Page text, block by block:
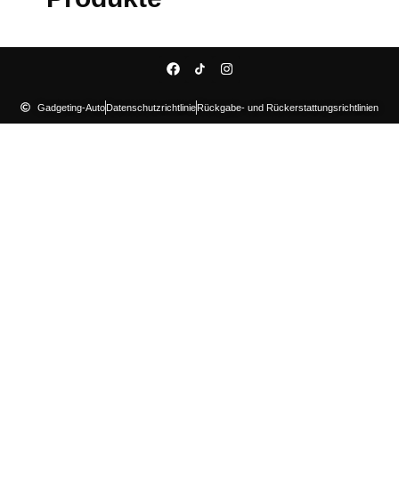
Gadgeting-AutoDatenschutzrichtlinieRückgabe- und Rückerstattungsrichtlinien